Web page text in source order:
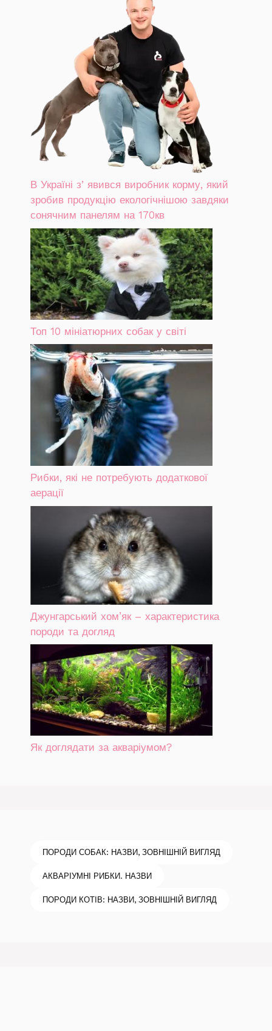
В Україні зʼявився виробник корму, який
зробив продукцію екологічнішою завдяки
сонячним панелям на 170кв
Топ 10 мініатюрних собак у світі
Рибки, які не потребують додаткової
аерації
Джунгарський хом’як – характеристика
породи та догляд
Як доглядати за акваріумом?
ПОРОДИ СОБАК: НАЗВИ, ЗОВНІШНІЙ ВИГЛЯД
АКВАРІУМНІ РИБКИ. НАЗВИ
ПОРОДИ КОТІВ: НАЗВИ, ЗОВНІШНІЙ ВИГЛЯД